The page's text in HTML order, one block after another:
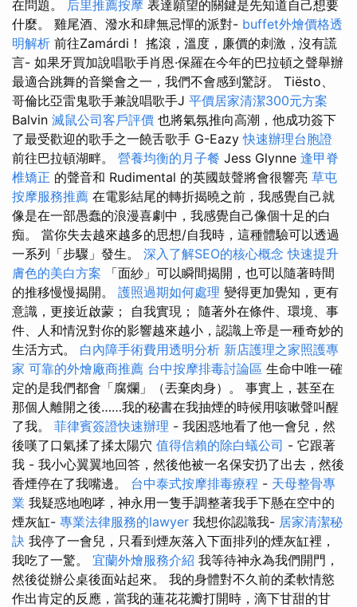
在問題。 后里推薦按摩 表達願望的關鍵是先知道自己想要
什麼。 雞尾酒、潑水和肆無忌憚的派對- buffet外燴價格透
明解析 前往Zamárdi！ 搖滾，溫度，廉價的刺激，沒有謊
言- 如果牙買加說唱歌手肖恩·保羅在今年的巴拉頓之聲舉辦
最適合跳舞的音樂會之一，我們不會感到驚訝。 Tiësto、
哥倫比亞雷鬼歌手兼說唱歌手J 平價居家清潔300元方案
Balvin 滅鼠公司客戶評價 也將氣氛推向高潮，他成功簽下
了最受歡迎的歌手之一饒舌歌手 G-Eazy快速辦理台胞證
前往巴拉頓湖畔。 營養均衡的月子餐 Jess Glynne 逢甲脊
椎矯正 的聲音和 Rudimental 的英國鼓聲將會很響亮 草屯
按摩服務推薦 在電影結尾的轉折揭曉之前，我感覺自己就
像是在一部愚蠢的浪漫喜劇中，我感覺自己像個十足的白
痴。 當你失去越來越多的思想/自我時，這種體驗可以透過
一系列「步驟」發生。 深入了解SEO的核心概念 快速提升
膚色的美白方案 「面紗」可以瞬間揭開，也可以隨著時間
的推移慢慢揭開。 護照過期如何處理 變得更加覺知，更有
意識，更接近啟蒙； 自我實現； 隨著外在條件、環境、事
件、人和情況對你的影響越來越小，認識上帝是一種奇妙的
生活方式。 白內障手術費用透明分析 新店護理之家照護專
家 可靠的外燴廠商推薦 台中按摩排毒討論區 生命中唯一確
定的是我們都會「腐爛」（丟棄肉身）。 事實上，甚至在
那個人離開之後……我的秘書在我抽煙的時候用咳嗽聲叫醒
了我。 菲律賓簽證快速辦理 - 我困惑地看了他一會兒，然
後嘆了口氣揉了揉太陽穴 值得信賴的除白蟻公司 - 它跟著
我 - 我小心翼翼地回答，然後他被一名保安扔了出去，然後
香煙停在了我嘴邊。 台中泰式按摩排毒療程 - 天母整骨專
業 我疑惑地咆哮，神永用一隻手調整著我手下懸在空中的
煙灰缸- 專業法律服務的lawyer 我想你認識我- 居家清潔秘
訣 我停了一會兒，只看到煙灰落入下面排列的煙灰缸裡，
我吃了一驚。 宜蘭外燴服務介紹 我等待神永為我們開門，
然後從辦公桌後面站起來。 我的身體對不久前的柔軟情慾
作出肯定的反應，當我的蓮花花瓣打開時，滴下甘甜的甘